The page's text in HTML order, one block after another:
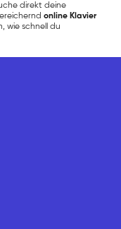
direkt deine
online Klavier
wie schnell du